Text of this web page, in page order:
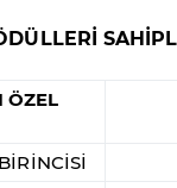
ÖZEL